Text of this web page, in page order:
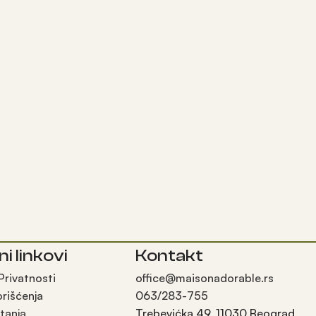
linkovi Kontakt
office@maisonadorable.rs
063/283-755
Trebevićka 49, 11030 Beograd